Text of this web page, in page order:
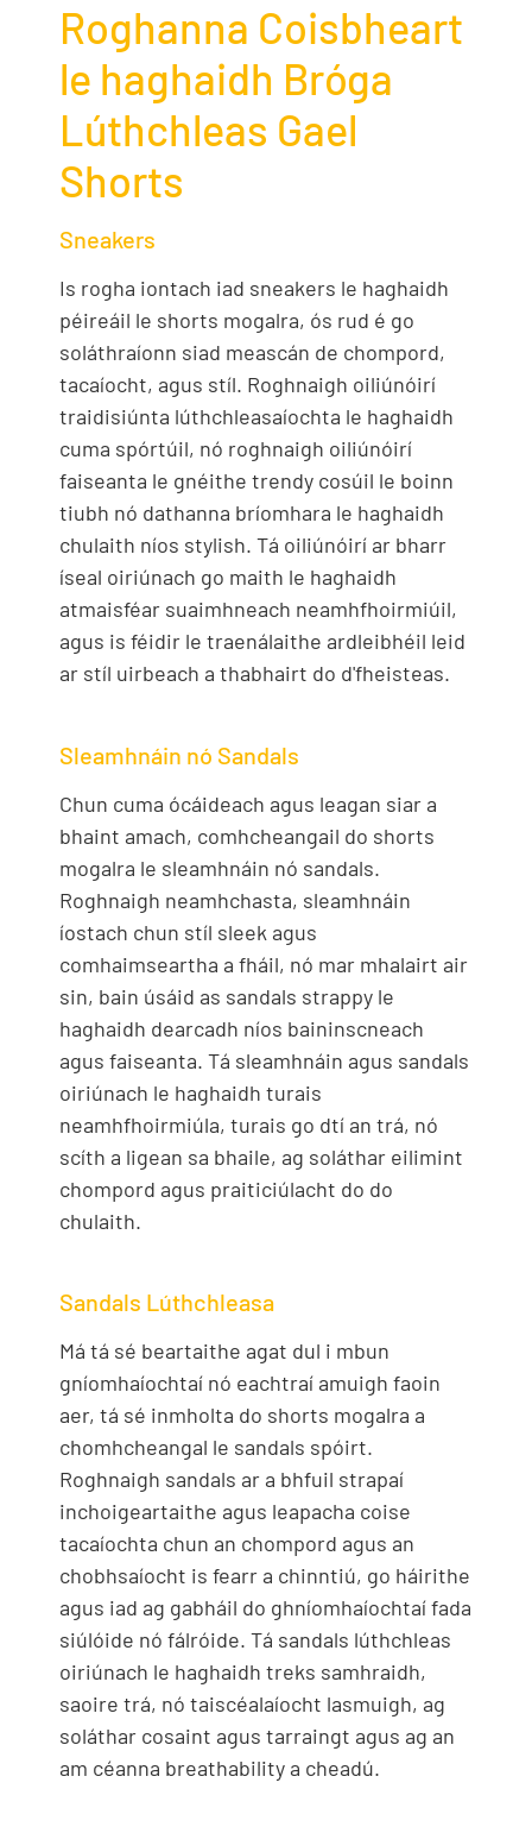
Roghanna Coisbheart
le haghaidh Bróga
Lúthchleas Gael
Shorts
Sneakers
Is rogha iontach iad sneakers le haghaidh
péireáil le shorts mogalra, ós rud é go
soláthraíonn siad meascán de chompord,
tacaíocht, agus stíl. Roghnaigh oiliúnóirí
traidisiúnta lúthchleasaíochta le haghaidh
cuma spórtúil, nó roghnaigh oiliúnóirí
faiseanta le gnéithe trendy cosúil le boinn
tiubh nó dathanna bríomhara le haghaidh
chulaith níos stylish. Tá oiliúnóirí ar bharr
íseal oiriúnach go maith le haghaidh
atmaisféar suaimhneach neamhfhoirmiúil,
agus is féidir le traenálaithe ardleibhéil leid
ar stíl uirbeach a thabhairt do d'fheisteas.
Sleamhnáin nó Sandals
Chun cuma ócáideach agus leagan siar a
bhaint amach, comhcheangail do shorts
mogalra le sleamhnáin nó sandals.
Roghnaigh neamhchasta, sleamhnáin
íostach chun stíl sleek agus
comhaimseartha a fháil, nó mar mhalairt air
sin, bain úsáid as sandals strappy le
haghaidh dearcadh níos baininscneach
agus faiseanta. Tá sleamhnáin agus sandals
oiriúnach le haghaidh turais
neamhfhoirmiúla, turais go dtí an trá, nó
scíth a ligean sa bhaile, ag soláthar eilimint
chompord agus praiticiúlacht do do
chulaith.
Sandals Lúthchleasa
Má tá sé beartaithe agat dul i mbun
gníomhaíochtaí nó eachtraí amuigh faoin
aer, tá sé inmholta do shorts mogalra a
chomhcheangal le sandals spóirt.
Roghnaigh sandals ar a bhfuil strapaí
inchoigeartaithe agus leapacha coise
tacaíochta chun an chompord agus an
chobhsaíocht is fearr a chinntiú, go háirithe
agus iad ag gabháil do ghníomhaíochtaí fada
siúlóide nó fálróide. Tá sandals lúthchleas
oiriúnach le haghaidh treks samhraidh,
saoire trá, nó taiscéalaíocht lasmuigh, ag
soláthar cosaint agus tarraingt agus ag an
am céanna breathability a cheadú.